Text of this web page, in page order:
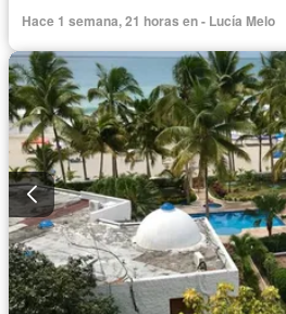
Garita de guardianía
Gimnasio
Seguridad
Piscina
Cancha de
Completamente amoblado
Hace 1 semana, 21 horas en - Lucía Melo